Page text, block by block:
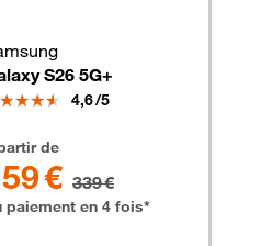
non sélectionnables
S26 5G+
Note
4,6/5
euros au lieu de 339 euros
de
€ 339 €
paiement en 4 fois*